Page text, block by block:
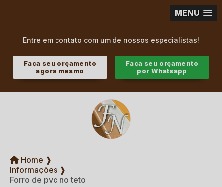
MENU
Entre em contato com um de nossos especialistas!
Faça seu orçamento
agora mesmo
Faça seu orçamento
por Whatsapp
Home ❱
Informações ❱
Forro de pvc no teto